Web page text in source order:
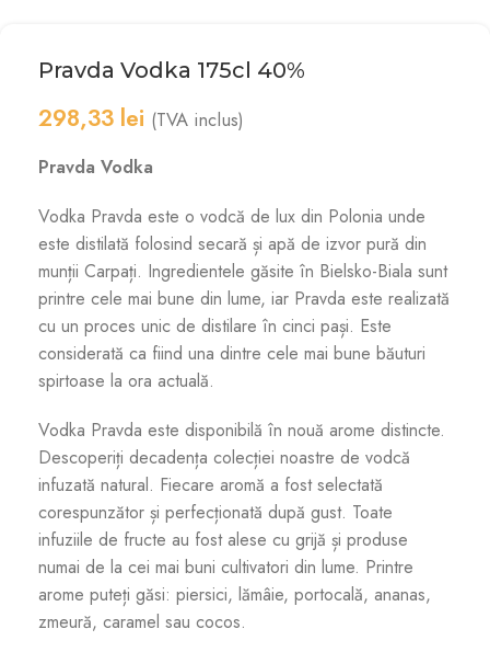
Pravda Vodka 175cl 40%
298,33 lei (TVA inclus)
Pravda Vodka
Vodka Pravda este o vodcă de lux din Polonia unde
este distilată folosind secară și apă de izvor pură din
munții Carpați. Ingredientele găsite în Bielsko-Biala sunt
printre cele mai bune din lume, iar Pravda este realizată
cu un proces unic de distilare în cinci pași. Este
considerată ca fiind una dintre cele mai bune băuturi
spirtoase la ora actuală.
Vodka Pravda este disponibilă în nouă arome distincte.
Descoperiți decadența colecției noastre de vodcă
infuzată natural. Fiecare aromă a fost selectată
corespunzător și perfecționată după gust. Toate
infuziile de fructe au fost alese cu grijă și produse
numai de la cei mai buni cultivatori din lume. Printre
arome puteți găsi: piersici, lămâie, portocală, ananas,
zmeură, caramel sau cocos.